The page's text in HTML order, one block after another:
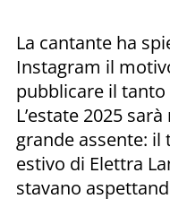
La cantante ha
Instagram il
pubblicare il
L’estate 2025
grande assente:
estivo di Elettra
stavano